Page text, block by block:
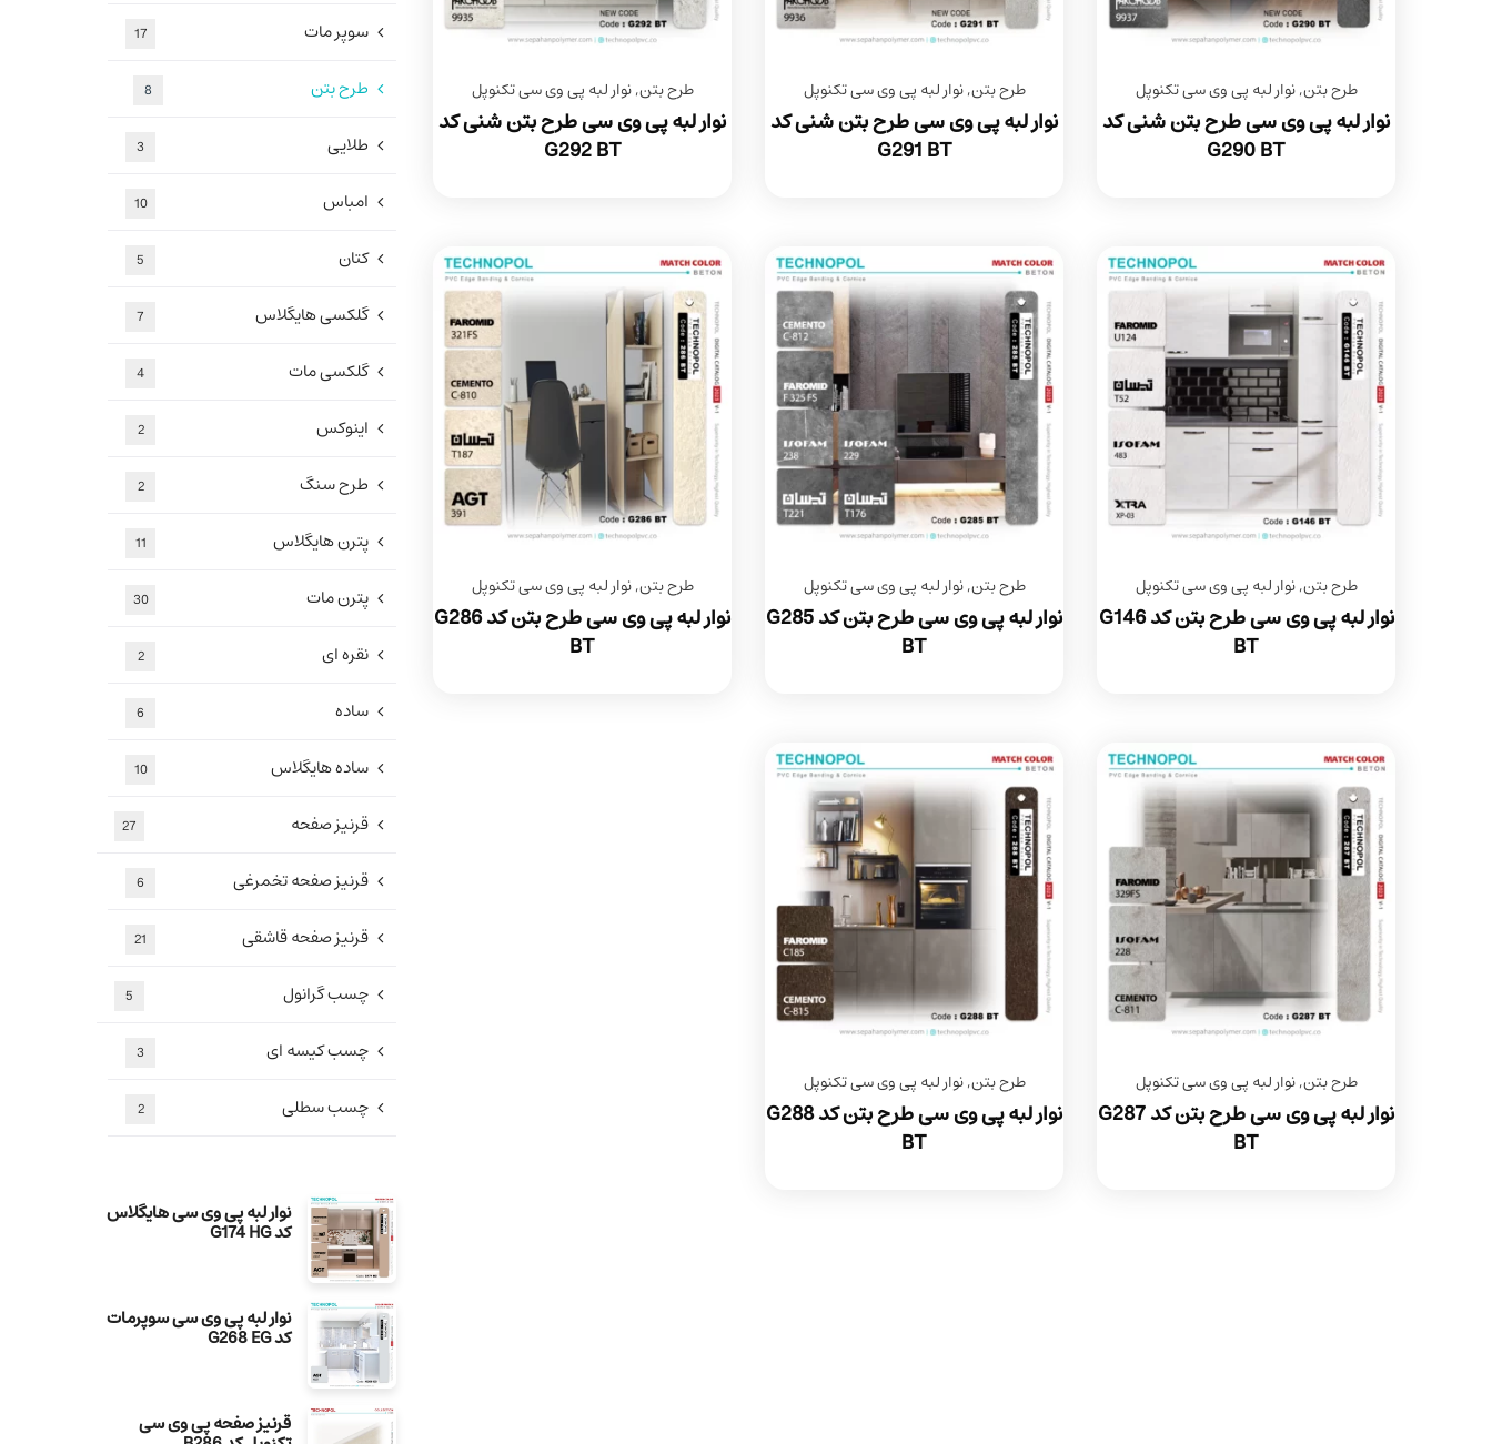
طرح بتن,نوار لبه پی وی سی تکنوپل
نوار لبه پی وی سی طرح بتن شنی کد
G290 BT
طرح بتن,نوار لبه پی وی سی تکنوپل
نوار لبه پی وی سی طرح بتن شنی کد
G291 BT
طرح بتن,نوار لبه پی وی سی تکنوپل
نوار لبه پی وی سی طرح بتن شنی کد
G292 BT
طرح بتن,نوار لبه پی وی سی تکنوپل
نوار لبه پی وی سی طرح بتن کد G146
BT
طرح بتن,نوار لبه پی وی سی تکنوپل
نوار لبه پی وی سی طرح بتن کد G285
BT
طرح بتن,نوار لبه پی وی سی تکنوپل
نوار لبه پی وی سی طرح بتن کد G286
BT
طرح بتن,نوار لبه پی وی سی تکنوپل
نوار لبه پی وی سی طرح بتن کد G287
BT
طرح بتن,نوار لبه پی وی سی تکنوپل
نوار لبه پی وی سی طرح بتن کد G288
BT
سوپر مات 17
طرح بتن 8
طلایی 3
امباس 10
کتان 5
گلکسی هایگلاس 7
گلکسی مات 4
اینوکس 2
طرح سنگ 2
پترن هایگلاس 11
پترن مات 30
نقره ای 2
ساده 6
ساده هایگلاس 10
قرنیز صفحه 27
قرنیز صفحه تخمرغی 6
قرنیز صفحه قاشقی 21
چسب گرانول 5
چسب کیسه ای 3
چسب سطلی 2
نوار لبه پی وی سی هایگلاس
کد G174 HG
نوار لبه پی وی سی سوپرمات
کد G268 EG
قرنیز صفحه پی وی سی